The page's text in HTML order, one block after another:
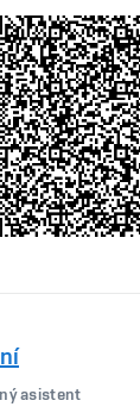
asistent